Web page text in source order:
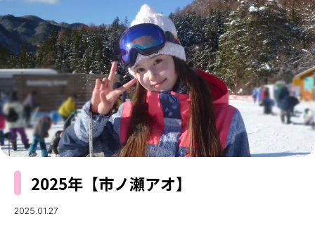
ファッションニュース
モデル私服
着回し
着痩せ
BEAUTY
ビューティニュース
トレンドメイク
ベストコスメ
ヘアアレンジ・ヘアケア
スキンケア
ボディケア
SCHOOL
スクールニュース
制服コーデ
学校ヘアメイク
勉強・受験・進路
ENTERTAINMENT
エンタメニュース
なにわ男子
K-POP
LIFESTYLE
ライフスタイルニュース
JKランキング・アワード
おでかけ
お悩み相談
JK TREND
JKトレンドニュース
MODELS
MODEL'S BLOG
TikTok
2025年【市ノ瀬アオ】
2025.01.27